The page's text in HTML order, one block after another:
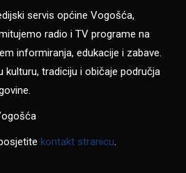
servis općine Vogošća,
radio i TV programe na
informiranja, edukacije i zabave.
kulturu, tradiciju i običaje područja
kontakt stranicu.